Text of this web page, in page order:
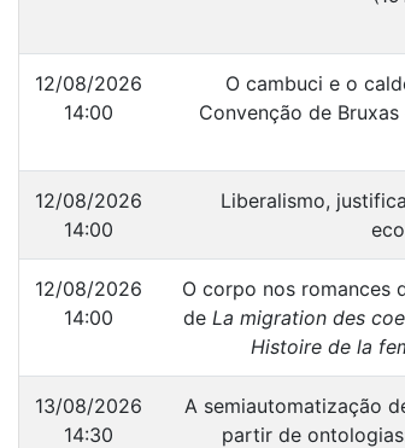
12/08/2026
14:00
O cambuci e o
Convenção de
12/08/2026
14:00
Liberalismo,
12/08/2026
14:00
O corpo nos romances
de La migration des
Histoire de la
13/08/2026
14:30
A semiautomatização
partir de